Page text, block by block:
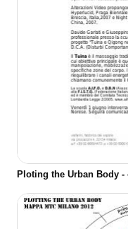
Ploting the Urban Body